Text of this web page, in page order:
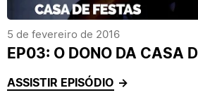
5 de fevereiro de 2016
EP03: O DONO DA CASA
ASSISTIR EPISÓDIO